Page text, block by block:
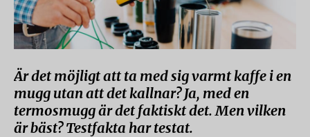
Är det möjligt att ta med sig varmt kaffe i en
mugg utan att det kallnar? Ja, med en
termosmugg är det faktiskt det. Men vilken
är bäst? Testfakta har testat.